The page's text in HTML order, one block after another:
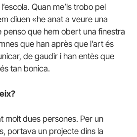
Quan me’ls trobo pel
diuen «he anat a veure una
que hem obert una finestra
que han après que l’art és
de gaudir i han entès que
tan bonica.
molt dues persones. Per un
, portava un projecte dins la